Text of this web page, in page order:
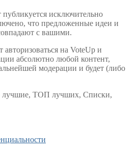
исключительно
что предложенные идеи и
с вашими.
на VoteUp и
абсолютно любой контент,
модерации и будет (либо
лучшие, ТОП лучших, Списки,